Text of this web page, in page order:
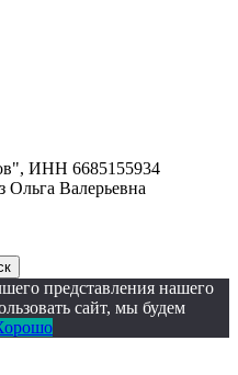
ИНН 6685155934
Ольга Валерьевна
представления нашего
сайт, мы будем